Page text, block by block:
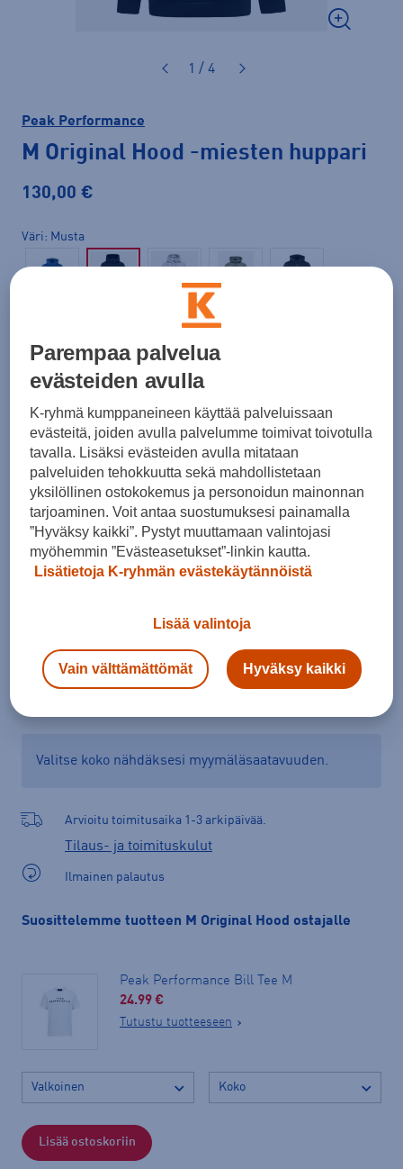
1 / 4
Peak Performance
M Original Hood -miesten huppari
130,00 €
Väri Musta
Koko
S M L XL XXL
Kokotaulukko
Tarkista saatavuus ja tilaa myymälästä
Valitse koko nähdäksesi myymäläsaatavuuden.
Arvioitu toimitusaika 1-3 arkipäivää.
Tilaus- ja toimituskulut
Ilmainen palautus
Suosittelemme tuotteen M Original Hood ostajalle
Peak Performance Bill Tee M
24.99 €
Tutustu tuotteeseen
Lisää ostoskoriin
Parempaa palvelua
evästeiden avulla
K-ryhmä kumppaneineen käyttää palveluissaan
evästeitä, joiden avulla palvelumme toimivat toivotulla
tavalla. Lisäksi evästeiden avulla mitataan
palveluiden tehokkuutta sekä mahdollistetaan
yksilöllinen ostokokemus ja personoidun mainonnan
tarjoaminen. Voit antaa suostumuksesi painamalla
”Hyväksy kaikki”. Pystyt muuttamaan valintojasi
myöhemmin ”Evästeasetukset”-linkin kautta.
Lisätietoja K-ryhmän evästekäytännöistä
Lisää valintoja
Vain välttämättömät Hyväksy kaikki